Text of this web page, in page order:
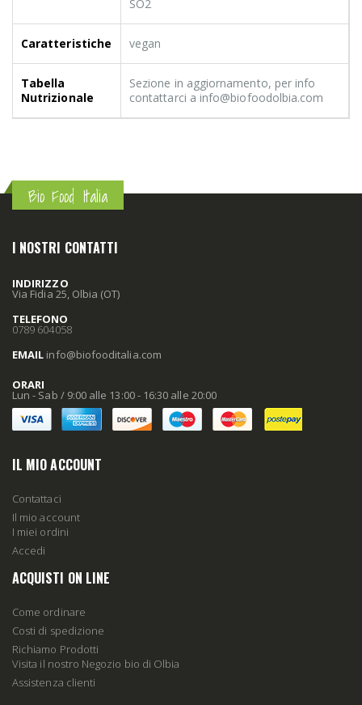
SO2
Caratteristiche vegan
Tabella
Nutrizionale
Sezione in aggiornamento, per info
contattarci a info@biofoodolbia.com
Bio Food Italia
I NOSTRI CONTATTI
INDIRIZZO
Via Fidia 25, Olbia (OT)
TELEFONO
0789 604058
EMAIL info@biofooditalia.com
ORARI
Lun - Sab / 9:00 alle 13:00 - 16:30 alle 20:00
IL MIO ACCOUNT
Contattaci
Il mio account
I miei ordini
Accedi
ACQUISTI ON LINE
Come ordinare
Costi di spedizione
Richiamo Prodotti
Visita il nostro Negozio bio di Olbia
Assistenza clienti